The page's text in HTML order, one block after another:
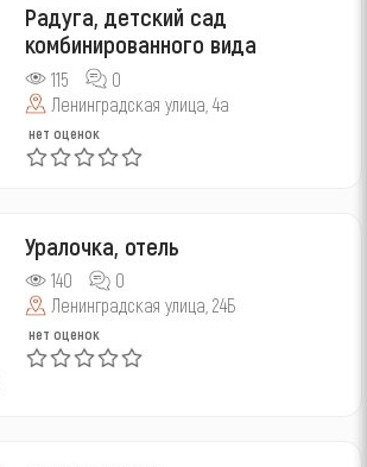
Радуга, детский сад
комбинированного вида
115
0
Ленинградская улица, 4а
нет оценок
Уралочка, отель
140
0
Ленинградская улица, 24Б
нет оценок